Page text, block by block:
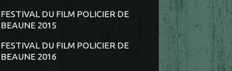
FESTIVAL DU FILM POLICIER DE
BEAUNE 2015
FESTIVAL DU FILM POLICIER DE
BEAUNE 2016